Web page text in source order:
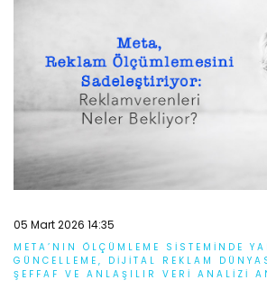
05 Mart 2026 14:35
META’NIN ÖLÇÜMLEME SISTEMINDE
GÜNCELLEME, DIJITAL REKLAM
ŞEFFAF VE ANLAŞILIR VERI ANALIZI